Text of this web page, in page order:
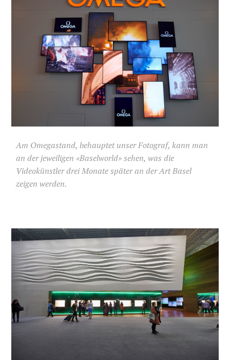
Am Omegastand, behauptet unser Fotograf, kann man
an der jeweiligen «Baselworld» sehen, was die
Videokünstler drei Monate später an der Art Basel
zeigen werden.